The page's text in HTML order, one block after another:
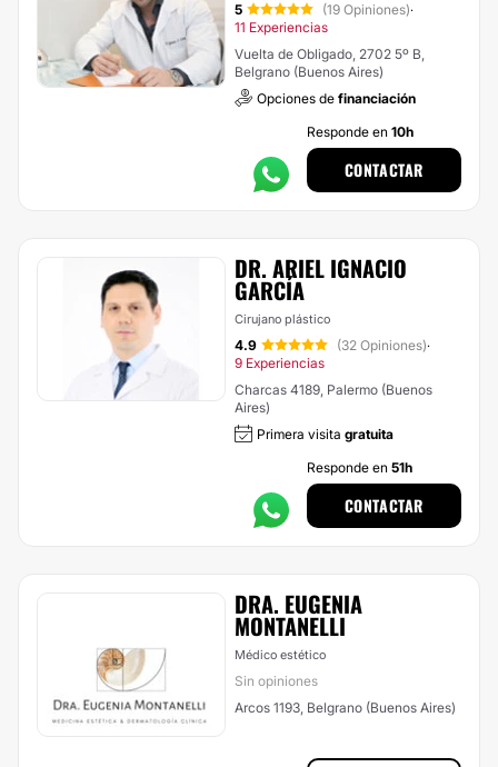
5 (19 Opiniones)·
11 Experiencias
Vuelta de Obligado, 2702 5º B,
Belgrano (Buenos Aires)
Opciones de financiación
Responde en 10h
CONTACTAR
DR. ARIEL IGNACIO
GARCÍA
Cirujano plástico
4.9 (32 Opiniones)·
9 Experiencias
Charcas 4189, Palermo (Buenos
Aires)
Primera visita gratuita
Responde en 51h
CONTACTAR
DRA. EUGENIA
MONTANELLI
Médico estético
Sin opiniones
Arcos 1193, Belgrano (Buenos Aires)